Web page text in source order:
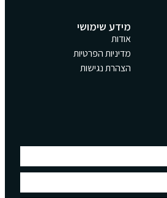
מידע שימושי
אודות
מדיניות הפרטיות
הצהרת נגישות